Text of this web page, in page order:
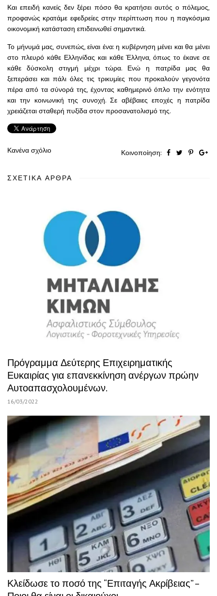
Και επειδή κανείς δεν ξέρει πόσο θα κρατήσει αυτός ο πόλεμος,
προφανώς κρατάμε εφεδρείες στην περίπτωση που η παγκόσμια
οικονομική κατάσταση επιδεινωθεί σημαντικά.
Το μήνυμά μας, συνεπώς, είναι ένα: η κυβέρνηση μένει και θα μένει
στο πλευρό κάθε Ελληνίδας και κάθε Έλληνα, όπως το έκανε σε
κάθε δύσκολη στιγμή μέχρι τώρα. Ενώ η πατρίδα μας θα
ξεπεράσει και πάλι όλες τις τρικυμίες που προκαλούν γεγονότα
πέρα από τα σύνορά της, έχοντας καθημερινό όπλο την ενότητα
και την κοινωνική της συνοχή. Σε αβέβαιες εποχές η πατρίδα
χρειάζεται σταθερή πυξίδα στον προσανατολισμό της.
Κανένα σχόλιο Κοινοποίηση:
ΣΧΕΤΙΚΆ ΆΡΘΡΑ
Πρόγραμμα Δεύτερης Επιχειρηματικής
Ευκαιρίας για επανεκκίνηση ανέργων πρώην
Αυτοαπασχολουμένων.
16/03/2022
Κλείδωσε το ποσό της “Επιταγής Ακρίβειας” –